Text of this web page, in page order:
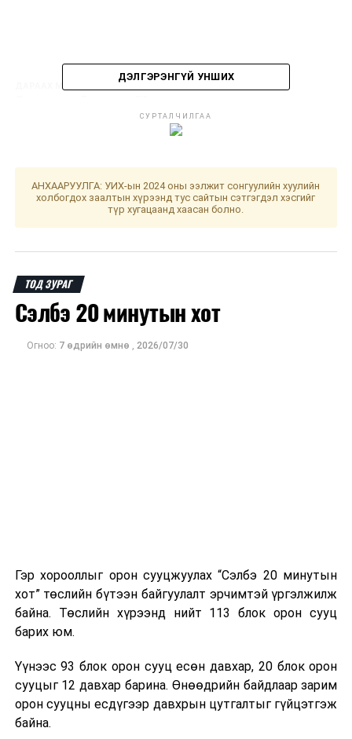
ДАРААХ МЭДЭЭ
гүүрний ажил 65 хувьтай байна
ДЭЛГЭРЭНГҮЙ УНШИХ
СУРТАЛЧИЛГАА
АНХААРУУЛГА: УИХ-ын 2024 оны ээлжит сонгуулийн хуулийн
холбогдох заалтын хүрээнд тус сайтын сэтгэгдэл хэсгийг
түр хугацаанд хаасан болно.
ТОД ЗУРАГ
Сэлбэ 20 минутын хот
Огноо: 7 өдрийн өмнө , 2026/07/30
Гэр хорооллыг орон сууцжуулах “Сэлбэ 20 минутын
хот” төслийн бүтээн байгуулалт эрчимтэй үргэлжилж
байна. Төслийн хүрээнд нийт 113 блок орон сууц
барих юм.
Үүнээс 93 блок орон сууц есөн давхар, 20 блок орон
сууцыг 12 давхар барина. Өнөөдрийн байдлаар зарим
орон сууцны есдүгээр давхрын цутгалтыг гүйцэтгэж
байна.